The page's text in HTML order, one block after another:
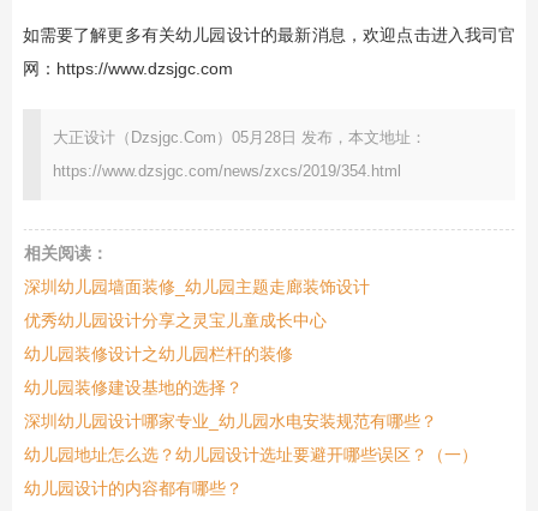
如需要了解更多有关幼儿园设计的最新消息，欢迎点击进入我司官
网： https://www.dzsjgc.com
大正设计（Dzsjgc.Com）05月28日 发布，本文地址：
https://www.dzsjgc.com/news/zxcs/2019/354.html
相关阅读：
深圳幼儿园墙面装修_幼儿园主题走廊装饰设计
优秀幼儿园设计分享之灵宝儿童成长中心
幼儿园装修设计之幼儿园栏杆的装修
幼儿园装修建设基地的选择？
深圳幼儿园设计哪家专业_幼儿园水电安装规范有哪些？
幼儿园地址怎么选？幼儿园设计选址要避开哪些误区？（一）
幼儿园设计的内容都有哪些？